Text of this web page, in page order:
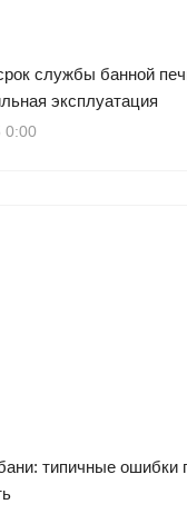
службы банной
эксплуатация
0:00
типичные ошибки